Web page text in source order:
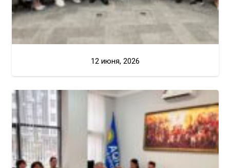
12 июня, 2026